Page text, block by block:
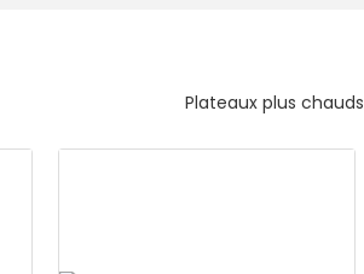
Plateaux plus chauds